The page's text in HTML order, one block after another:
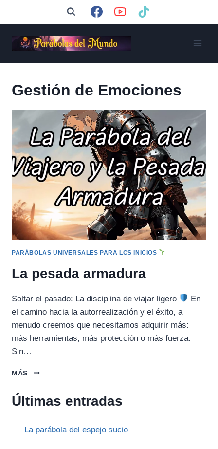
Gestión de Emociones
PARÁBOLAS UNIVERSALES PARA LOS INICIOS
La pesada armadura
Soltar el pasado: La disciplina de viajar ligero
En
el camino hacia la autorrealización y el éxito, a
menudo creemos que necesitamos adquirir más:
más herramientas, más protección o más fuerza.
Sin…
MÁS
LA
Últimas entradas
La parábola del espejo sucio